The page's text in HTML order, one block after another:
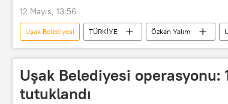
12 Mayıs, 13:56
Uşak Belediyesi TÜRKİYE Özkan Yalım
İstanbul Cumhuriyet Başsavcılığı
Etkin pişmanlık
Uşak Belediyesi operasyonu:
tutuklandı